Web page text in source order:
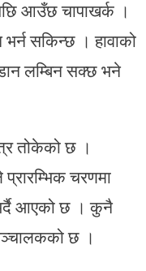
आउँछ चापाखर्क ।
सकिन्छ । हावाको
लम्बिन सक्छ भने
तोकेको छ ।
चरणमा
आएको छ । कुनै
छ ।